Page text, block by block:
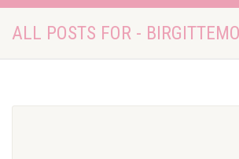
ALL POSTS FOR -